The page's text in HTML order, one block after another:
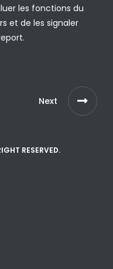
les fonctions du
et de les signaler
Next
RESERVED.